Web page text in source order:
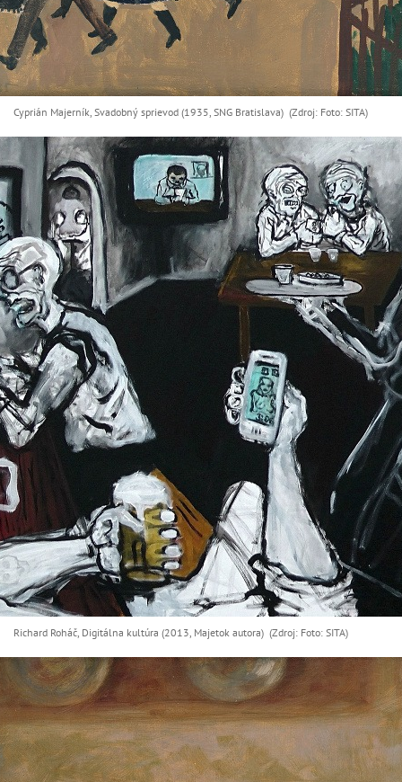
Cyprián Majerník, Svadobný sprievod (1935, SNG Bratislava) (Zdroj: Foto: SITA)
Richard Roháč, Digitálna kultúra (2013, Majetok autora) (Zdroj: Foto: SITA)